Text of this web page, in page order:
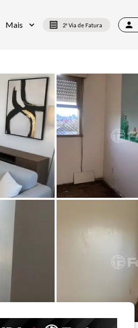
Mais 2ª Via de Fatura